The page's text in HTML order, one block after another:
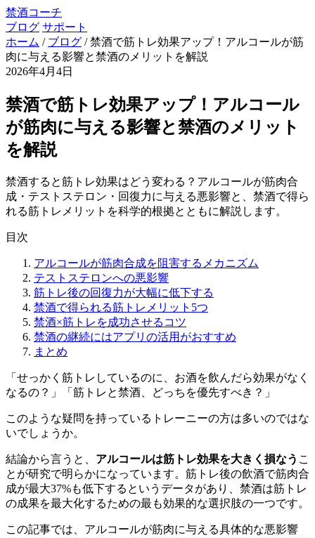
禁酒コーチ
ブログ サポート
ホーム / ブログ / 禁酒で筋トレ効果アップ！アルコールが筋
肉に与える影響と禁酒のメリットを解説
2026年4月4日
禁酒で筋トレ効果アップ！アルコール
が筋肉に与える影響と禁酒のメリット
を解説
禁酒すると筋トレ効果はどう変わる？アルコールが筋肉合
成・テストステロン・回復力に与える悪影響と、禁酒で得ら
れる筋トレメリットを科学的根拠とともに解説します。
目次
アルコールが筋肉合成を阻害するメカニズム
テストステロンへの悪影響
筋トレ後の回復力が大幅に低下する
禁酒で得られる筋トレメリット5つ
禁酒×筋トレを成功させるコツ
禁酒の継続にはアプリの活用がおすすめ
まとめ
「せっかく筋トレしているのに、お酒を飲んだら効果がなく
なるの？」「筋トレと禁酒、どっちを優先すべき？」
このような疑問を持っているトレーニーの方は多いのではな
いでしょうか。
結論から言うと、 アルコールは筋トレ効果を大きく損なう こ
とが研究で明らかになっています。筋トレ後の飲酒で筋肉合
成が最大37%も低下するというデータがあり、禁酒は筋トレ
の成果を最大化するための最も効果的な選択肢の一つです。
この記事では、アルコールが筋肉に与える具体的な悪影響